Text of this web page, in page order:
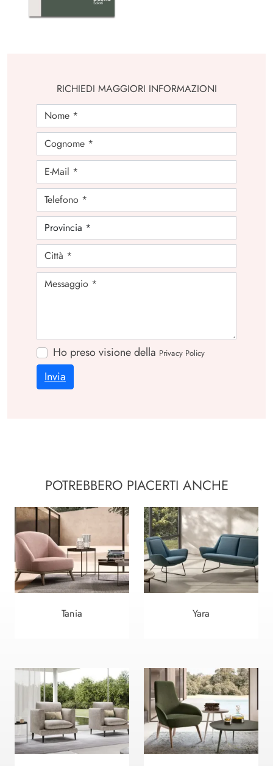
RICHIEDI MAGGIORI INFORMAZIONI
Ho preso visione della Privacy Policy
Invia
POTREBBERO PIACERTI ANCHE
Tania Yara